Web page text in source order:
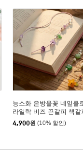
능소화 은방울꽃 네잎클
라일락 비즈 끈갈피 책갈
IY 만들기 [4종 끈 책 꽃
키트 북마크 북마커 북클
4,900원 (10% 할인)